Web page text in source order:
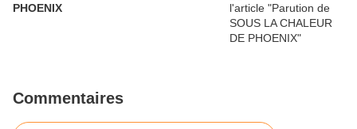
PHOENIX
Commentaires